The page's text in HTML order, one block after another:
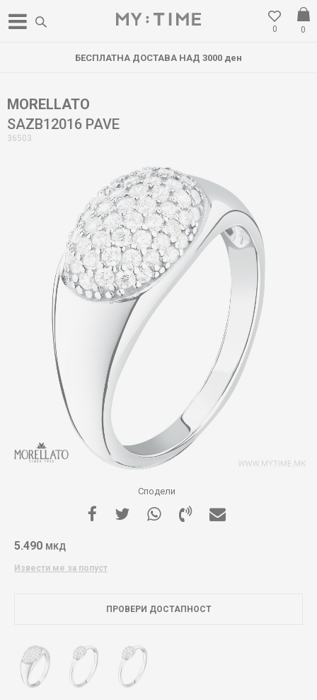
0
0
БЕСПЛАТНА ДОСТАВА НАД 3000 ден
MORELLATO
SAZB12016 PAVE
36503
Сподели
5.490 МКД
Извести ме за попуст
ПРОВЕРИ ДОСТАПНОСТ